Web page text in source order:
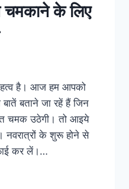
चमकाने के लिए
महत्व है। आज हम आपको
बताने जा रहें हैं जिन
चमक उठेगी। तो आइये
नवरात्रों के शुरू होने से
कर लें।…